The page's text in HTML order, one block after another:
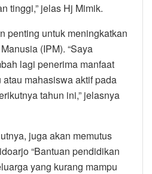
tinggi,” jelas Hj Mimik.
penting untuk meningkatkan
(IPM). “Saya
lagi penerima manfaat
mahasiswa aktif pada
tahun ini,” jelasnya
juga akan memutus
“Bantuan pendidikan
yang kurang mampu